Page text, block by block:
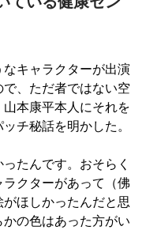
キャラクターが出演
、ただ者ではない空
本康平本人にそれを
チ秘話を明かした。
たんです。おそらく
クターがあって（佛
ほしかったんだと思
の色はあった方がい